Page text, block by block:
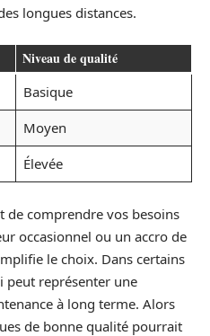
longues distances.
Niveau de qualité
Basique
Moyen
Élevée
de comprendre vos besoins
occasionnel ou un accro de
le choix. Dans certains
peut représenter une
à long terme. Alors
de bonne qualité pourrait